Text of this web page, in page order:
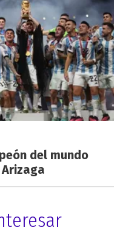
del mundo